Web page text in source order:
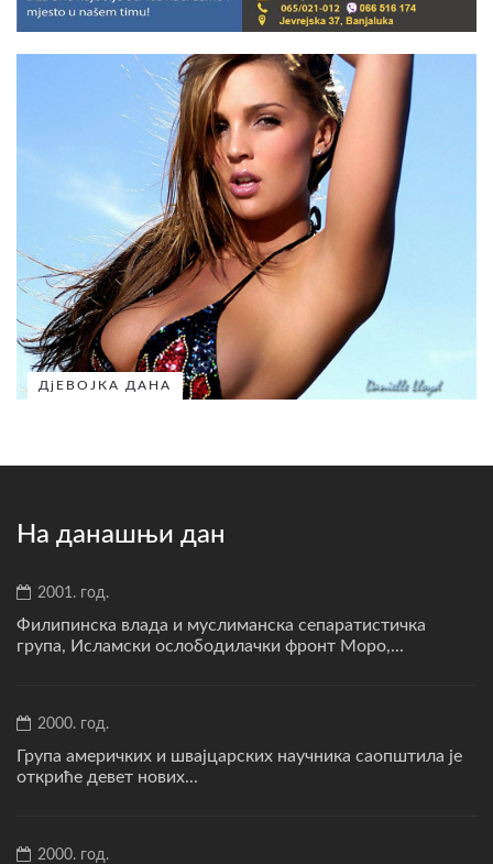
ДјЕВОЈКА ДАНА
На данашњи дан
2001. год.
Филипинска влада и муслиманска сепаратистичка
група, Исламски ослободилачки фронт Моро,...
2000. год.
Група америчких и швајцарских научника саопштила је
откриће девет нових...
2000. год.